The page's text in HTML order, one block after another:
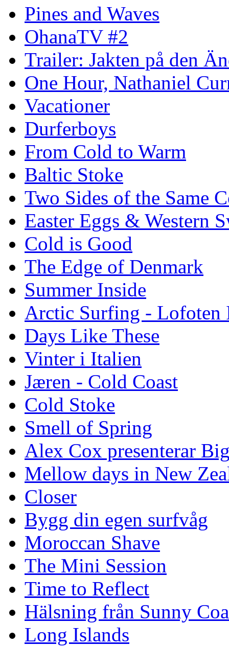
Pines and Waves
OhanaTV #2
Trailer: Jakten på den
One Hour, Nathaniel
Vacationer
Durferboys
From Cold to Warm
Baltic Stoke
Two Sides of the Same
Easter Eggs & Western
Cold is Good
The Edge of Denmark
Summer Inside
Arctic Surfing - Lofoten
Days Like These
Vinter i Italien
Jæren - Cold Coast
Cold Stoke
Smell of Spring
Alex Cox presenterar
Mellow days in New
Closer
Bygg din egen surfvåg
Moroccan Shave
The Mini Session
Time to Reflect
Hälsning från Sunny
Long Islands